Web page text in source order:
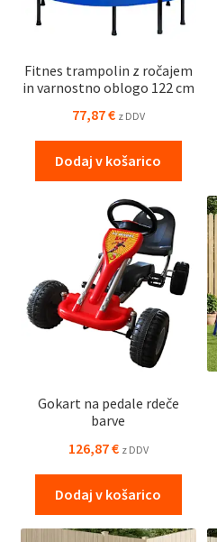
Fitnes trampolin z ročajem
in varnostno oblogo 122 cm
77,87€ z DDV
Dodaj v košarico
Gokart na pedale rdeče
barve
126,87€ z DDV
Dodaj v košarico